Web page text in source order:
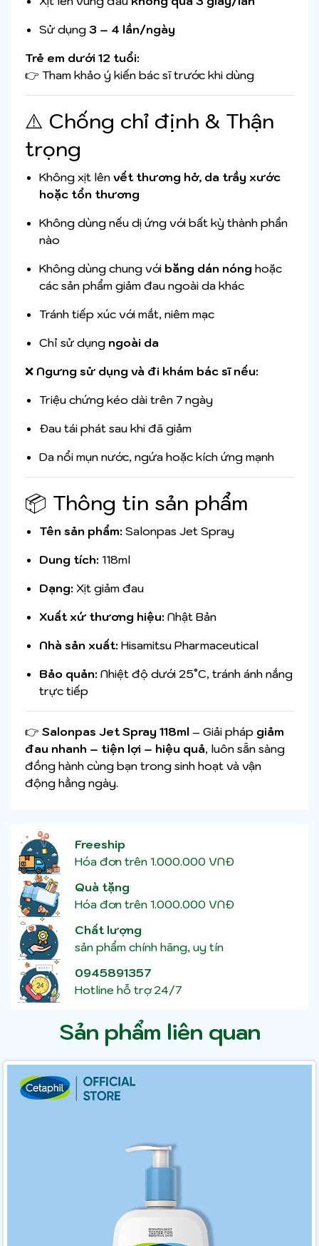
Sử dụng 3 – 4 lần/ngày
Trẻ em dưới 12 tuổi:
👉 Tham khảo ý kiến bác sĩ trước khi dùng
⚠️ Chống chỉ định & Thận
trọng
Không xịt lên vết thương hở, da trầy xước
hoặc tổn thương
Không dùng nếu dị ứng với bất kỳ thành phần
nào
Không dùng chung với băng dán nóng hoặc
các sản phẩm giảm đau ngoài da khác
Tránh tiếp xúc với mắt, niêm mạc
Chỉ sử dụng ngoài da
❌ Ngưng sử dụng và đi khám bác sĩ nếu:
Triệu chứng kéo dài trên 7 ngày
Đau tái phát sau khi đã giảm
Da nổi mụn nước, ngứa hoặc kích ứng mạnh
📦 Thông tin sản phẩm
Tên sản phẩm: Salonpas Jet Spray
Dung tích: 118ml
Dạng: Xịt giảm đau
Xuất xứ thương hiệu: Nhật Bản
Nhà sản xuất: Hisamitsu Pharmaceutical
Bảo quản: Nhiệt độ dưới 25°C, tránh ánh nắng
trực tiếp
👉 Salonpas Jet Spray 118ml – Giải pháp giảm
đau nhanh – tiện lợi – hiệu quả, luôn sẵn sàng
đồng hành cùng bạn trong sinh hoạt và vận
động hằng ngày.
Freeship
Hóa đơn trên 1.000.000 VNĐ
Quà tặng
Hóa đơn trên 1.000.000 VNĐ
Chất lượng
sản phẩm chính hãng, uy tín
0945891357
Hotline hỗ trợ 24/7
Sản phẩm liên quan